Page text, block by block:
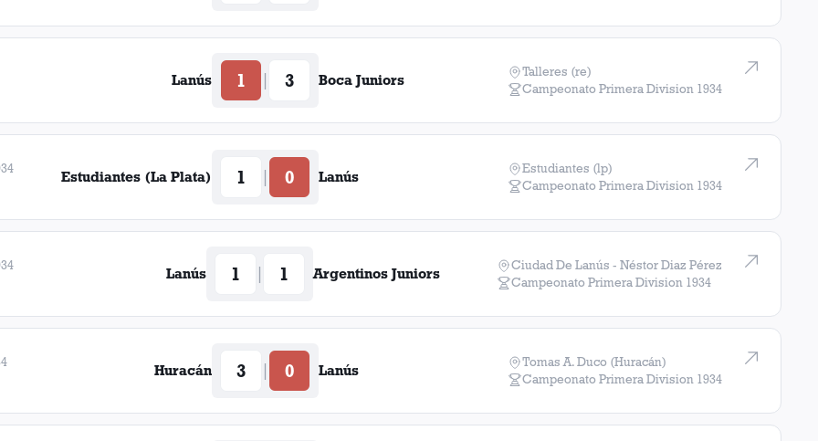
Gabino Inchausti
José María López 1
Ramón Garay
Lanús 1 3 Boca Juniors
Talleres (re)
Campeonato Primera Division 1934
Estudiantes (La Plata) 1 0 Lanús
Estudiantes (lp)
Campeonato Primera Division 1934
Lanús 1 1 Argentinos Juniors
Ciudad De Lanús - Néstor Diaz Pérez
Campeonato Primera Division 1934
Huracán 3 0 Lanús
Tomas A. Duco (Huracán)
Campeonato Primera Division 1934